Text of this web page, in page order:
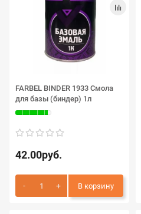
FARBEL BINDER 1933 Смола
для базы (биндер) 1л
42.00руб.
В корзину